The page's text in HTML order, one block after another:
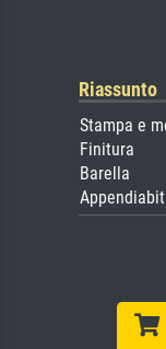
Riassunto
Stampa e
Finitura
Barella